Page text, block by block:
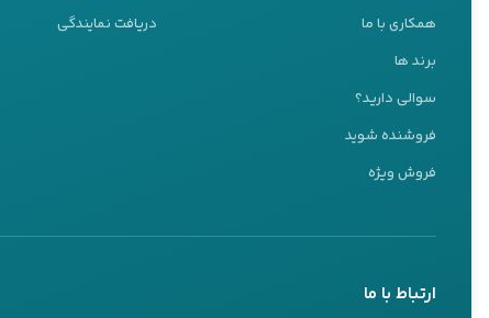
همکاری با ما
برند ها
سوالی دارید؟
فروشنده شوید
فروش ویژه
دریافت نمایندگی
ارتباط با ما
پشتیبانی 24 ساعته
ما اینجا هستیم تا به شما کمک کنیم
تیم پشتیبانی ما آماده پاسخگویی به سوالات شماست
کارشناس ۱
تماس تلفنی بله
کارشناس ۲